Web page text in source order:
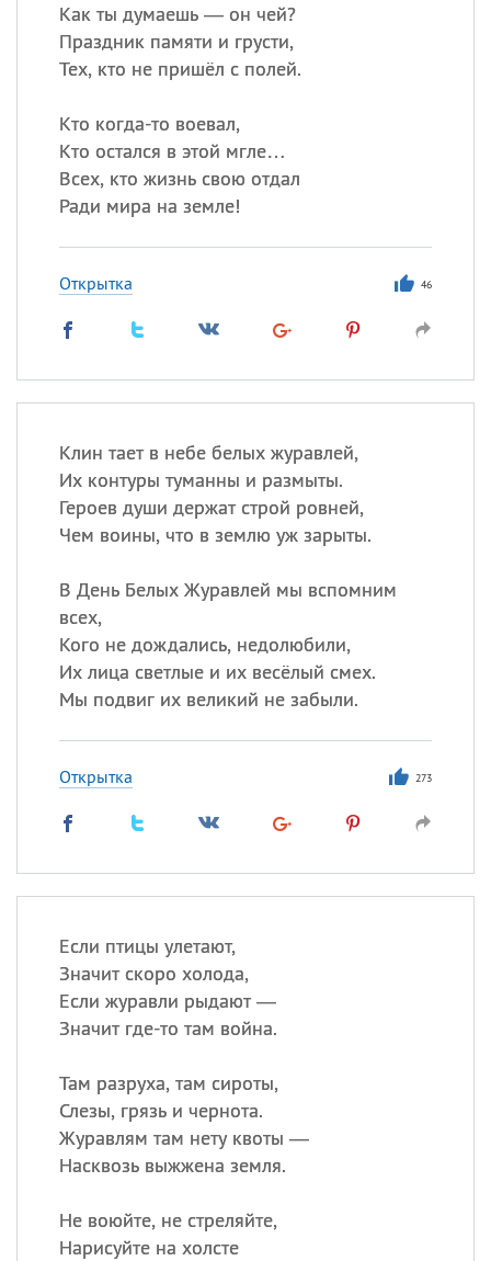
Как ты думаешь — он чей?
Праздник памяти и грусти,
Тех, кто не пришёл с полей.
Кто когда-то воевал,
Кто остался в этой мгле…
Всех, кто жизнь свою отдал
Ради мира на земле!
Открытка 46
Клин тает в небе белых журавлей,
Их контуры туманны и размыты.
Героев души держат строй ровней,
Чем воины, что в землю уж зарыты.
В День Белых Журавлей мы вспомним
всех,
Кого не дождались, недолюбили,
Их лица светлые и их весёлый смех.
Мы подвиг их великий не забыли.
Открытка 273
Если птицы улетают,
Значит скоро холода,
Если журавли рыдают —
Значит где-то там война.
Там разруха, там сироты,
Слезы, грязь и чернота.
Журавлям там нету квоты —
Насквозь выжжена земля.
Не воюйте, не стреляйте,
Нарисуйте на холсте